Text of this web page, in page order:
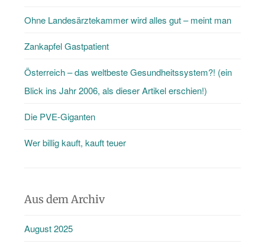
Ohne Landesärztekammer wird alles gut – meint man
Zankapfel Gastpatient
Österreich – das weltbeste Gesundheitssystem?! (ein
Blick ins Jahr 2006, als dieser Artikel erschien!)
Die PVE-Giganten
Wer billig kauft, kauft teuer
Aus dem Archiv
August 2025